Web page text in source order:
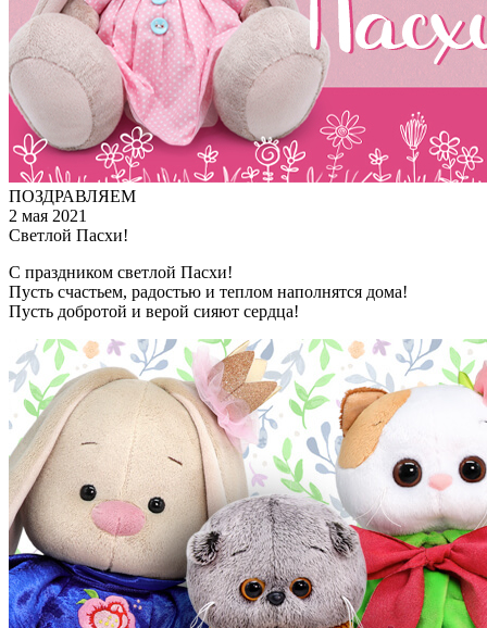
ПОЗДРАВЛЯЕМ
2 мая 2021
Светлой Пасхи!
С праздником светлой Пасхи!
Пусть счастьем, радостью и теплом наполнятся дома!
Пусть добротой и верой сияют сердца!